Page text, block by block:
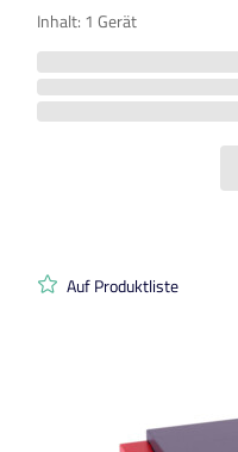
Inhalt: 1 Gerät
Auf Produktliste